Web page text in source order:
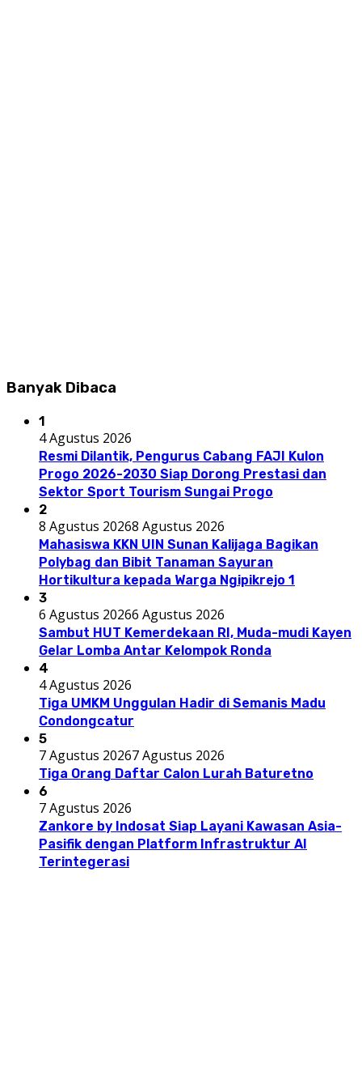
Banyak Dibaca
1
4 Agustus 2026
Resmi Dilantik, Pengurus Cabang FAJI Kulon
Progo 2026-2030 Siap Dorong Prestasi dan
Sektor Sport Tourism Sungai Progo
2
8 Agustus 20268 Agustus 2026
Mahasiswa KKN UIN Sunan Kalijaga Bagikan
Polybag dan Bibit Tanaman Sayuran
Hortikultura kepada Warga Ngipikrejo 1
3
6 Agustus 20266 Agustus 2026
Sambut HUT Kemerdekaan RI, Muda-mudi Kayen
Gelar Lomba Antar Kelompok Ronda
4
4 Agustus 2026
Tiga UMKM Unggulan Hadir di Semanis Madu
Condongcatur
5
7 Agustus 20267 Agustus 2026
Tiga Orang Daftar Calon Lurah Baturetno
6
7 Agustus 2026
Zankore by Indosat Siap Layani Kawasan Asia-
Pasifik dengan Platform Infrastruktur AI
Terintegerasi